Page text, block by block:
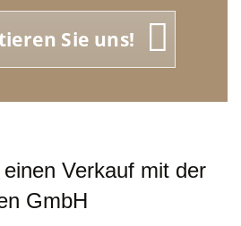
Sie uns!
Verkauf mit der
GmbH